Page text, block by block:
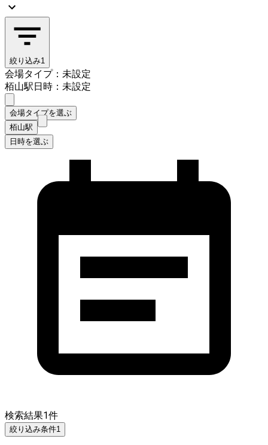
絞り込み1
会場タイプ：未設定
栢山駅日時：未設定
会場タイプを選ぶ
栢山駅
日時を選ぶ
検索結果1件
絞り込み条件1